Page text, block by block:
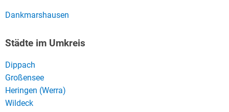
Dankmarshausen
Städte im Umkreis
Dippach
Großensee
Heringen (Werra)
Wildeck